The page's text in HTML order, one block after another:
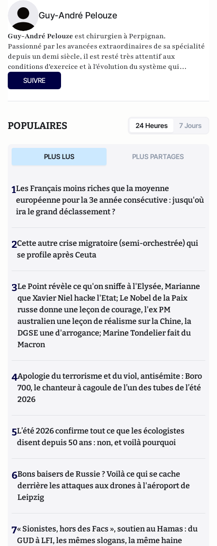
Guy-André Pelouze
Guy-André Pelouze est chirurgien à Perpignan.
Passionné par les avancées extraordinaires de sa spécialité
depuis un demi siècle, il est resté très attentif aux
conditions d'exercice et à l'évolution du système qui
conditionnent la qualité des soins.
SUIVRE
POPULAIRES 24 Heures 7 Jours
PLUS LUS PLUS PARTAGES
1Les Français moins riches que la moyenne
européenne pour la 3e année consécutive : jusqu'où
ira le grand déclassement ?
2Cette autre crise migratoire (semi-orchestrée) qui
se profile après Ceuta
3Le Point révèle ce qu'on sniffe à l'Elysée, Marianne
que Xavier Niel hacke l'Etat; Le Nobel de la Paix
russe donne une leçon de courage, l'ex PM
australien une leçon de réalisme sur la Chine, la
DGSE une d'arrogance; Marine Tondelier fait du
Macron
4Apologie du terrorisme et du viol, antisémite : Boro
700, le chanteur à cagoule de l’un des tubes de l’été
2026
5L’été 2026 confirme tout ce que les écologistes
disent depuis 50 ans : non, et voilà pourquoi
6Bons baisers de Russie ? Voilà ce qui se cache
derrière les attaques aux drones à l'aéroport de
Leipzig
7« Sionistes, hors des Facs », soutien au Hamas : du
GUD à LFI, les mêmes slogans, la même haine